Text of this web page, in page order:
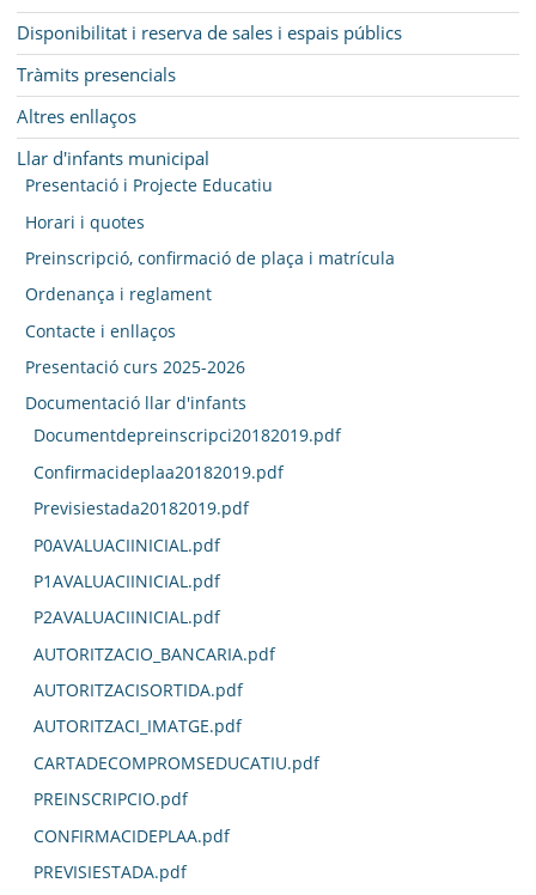
Disponibilitat i reserva de sales i espais públics
Tràmits presencials
Altres enllaços
Llar d'infants municipal
Presentació i Projecte Educatiu
Horari i quotes
Preinscripció, confirmació de plaça i matrícula
Ordenança i reglament
Contacte i enllaços
Presentació curs 2025-2026
Documentació llar d'infants
Documentdepreinscripci20182019.pdf
Confirmacideplaa20182019.pdf
Previsiestada20182019.pdf
P0AVALUACIINICIAL.pdf
P1AVALUACIINICIAL.pdf
P2AVALUACIINICIAL.pdf
AUTORITZACIO_BANCARIA.pdf
AUTORITZACISORTIDA.pdf
AUTORITZACI_IMATGE.pdf
CARTADECOMPROMSEDUCATIU.pdf
PREINSCRIPCIO.pdf
CONFIRMACIDEPLAA.pdf
PREVISIESTADA.pdf